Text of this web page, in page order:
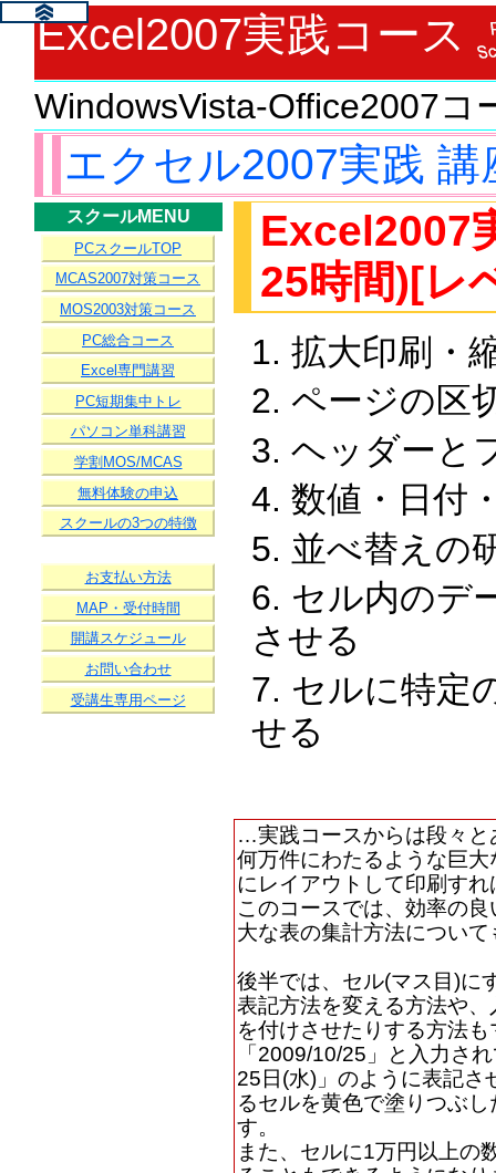
Excel2007実践コース
WindowsVista-Office2007コ
エクセル2007実践 講
スクールMENU
PCスクールTOP
MCAS2007対策コース
MOS2003対策コース
PC総合コース
Excel専門講習
PC短期集中トレ
パソコン単科講習
学割MOS/MCAS
無料体験の申込
スクールの3つの特徴
お支払い方法
MAP・受付時間
開講スケジュール
お問い合わせ
受講生専用ページ
Excel2007
25時間)[レ
拡大印刷・
ページの区
ヘッダーと
数値・日付
並べ替えの
セル内のデ
させる
セルに特定
せる
…実践コースからは段々と
何万件にわたるような巨
にレイアウトして印刷す
このコースでは、効率の
大な表の集計方法につい
後半では、セル(マス目)に
表記方法を変える方法や
を付けさせたりする方法
「2009/10/25」と入力さ
25日(水)」のように表記さ
るセルを黄色で塗りつぶ
す。
また、セルに1万円以上の